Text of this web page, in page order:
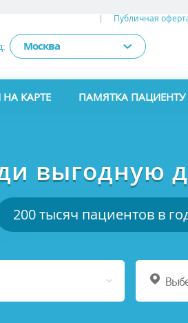
Публичная
Москва
КАРТЕ ПАМЯТКА ПАЦИЕНТУ
выгодную
200 тысяч пациентов в